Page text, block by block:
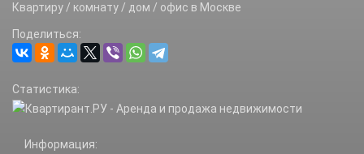
Квартиру / комнату / дом / офис в Москве
Поделиться:
Статистика:
Информация: